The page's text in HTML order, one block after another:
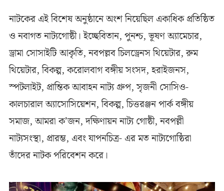
নাটকের এই বিশেষ অনুষ্ঠানে অংশ নিয়েছিল একাধিক প্রতিষ্ঠিত
ও নবাগত নাট্যগোষ্ঠী। ইচ্ছেবিতান, পুনশ্চ, ভূষণ অ্যামেচার,
ড্রামা সোসাইটি আকৃতি, নবপল্লব চিলড্রেনস থিয়েটার, রুম
থিয়েটার, বিকল্প, করোলবাগ বঙ্গীয় সংসদ, হরাইজনস,
স্পটলাইট, প্রান্তিক আবাহন নাট্য গ্রুপ, সৃজনী সোসিও-
কালচারাল অ্যাসোসিয়েশন, বিকল্প, চিত্তরঞ্জন পার্ক বঙ্গীয়
সমাজ, আমরা ক’জন, দক্ষিণায়ন নাট্য গোষ্ঠী, নবপল্লী
নাট্যসংস্থা, প্রারম্ভ, এবং যাপনচিত্র- এর মত নাট্যগোষ্ঠিরা
তাঁদের নাটক পরিবেশন করে।